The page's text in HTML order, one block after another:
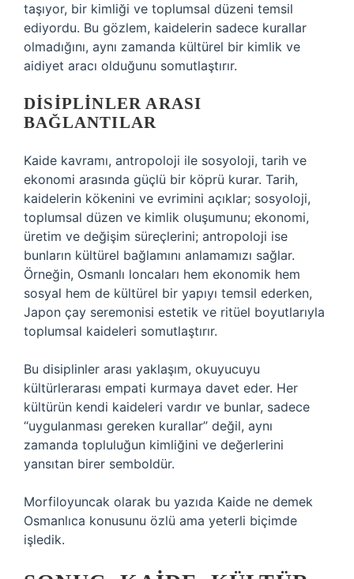
taşıyor, bir kimliği ve toplumsal düzeni temsil
ediyordu. Bu gözlem, kaidelerin sadece kurallar
olmadığını, aynı zamanda kültürel bir kimlik ve
aidiyet aracı olduğunu somutlaştırır.
DISIPLINLER ARASI
BAĞLANTILAR
Kaide kavramı, antropoloji ile sosyoloji, tarih ve
ekonomi arasında güçlü bir köprü kurar. Tarih,
kaidelerin kökenini ve evrimini açıklar; sosyoloji,
toplumsal düzen ve kimlik oluşumunu; ekonomi,
üretim ve değişim süreçlerini; antropoloji ise
bunların kültürel bağlamını anlamamızı sağlar.
Örneğin, Osmanlı loncaları hem ekonomik hem
sosyal hem de kültürel bir yapıyı temsil ederken,
Japon çay seremonisi estetik ve ritüel boyutlarıyla
toplumsal kaideleri somutlaştırır.
Bu disiplinler arası yaklaşım, okuyucuyu
kültürlerarası empati kurmaya davet eder. Her
kültürün kendi kaideleri vardır ve bunlar, sadece
“uygulanması gereken kurallar” değil, aynı
zamanda topluluğun kimliğini ve değerlerini
yansıtan birer semboldür.
Morfiloyuncak olarak bu yazıda Kaide ne demek
Osmanlıca konusunu özlü ama yeterli biçimde
işledik.